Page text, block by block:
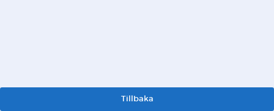
Tillbaka